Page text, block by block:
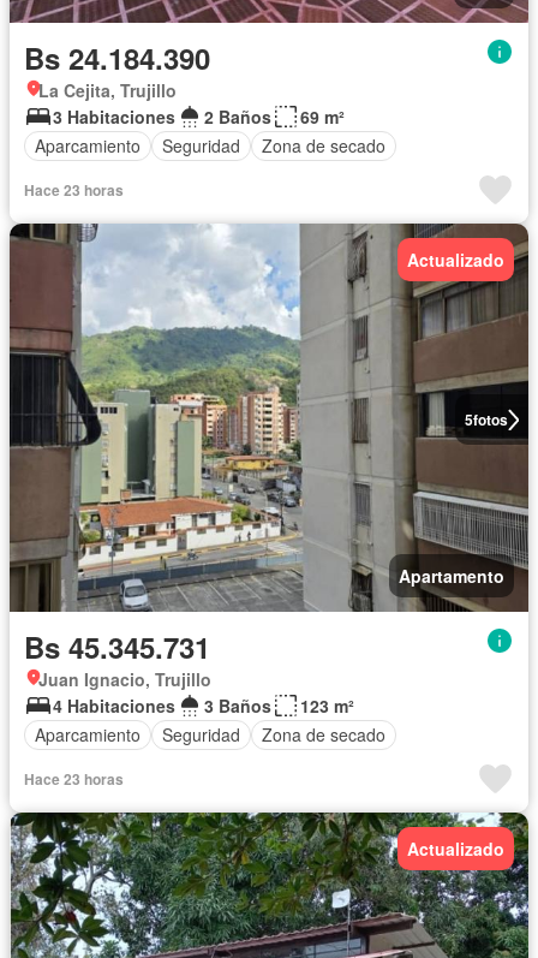
Bs 24.184.390
La Cejita, Trujillo
3 Habitaciones
2 Baños
69 m²
Aparcamiento
Seguridad Zona de secado
Hace 23 horas
5fotos
Actualizado
Apartamento
Bs 45.345.731
Juan Ignacio, Trujillo
4 Habitaciones
3 Baños
123 m²
Aparcamiento
Seguridad Zona de secado
Hace 23 horas
Actualizado